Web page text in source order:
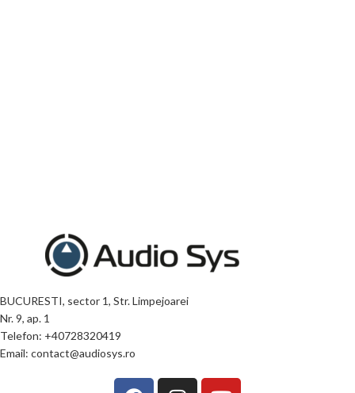
BUCURESTI, sector 1, Str. Limpejoarei
Nr. 9, ap. 1
Telefon: +40728320419
Email: contact@audiosys.ro